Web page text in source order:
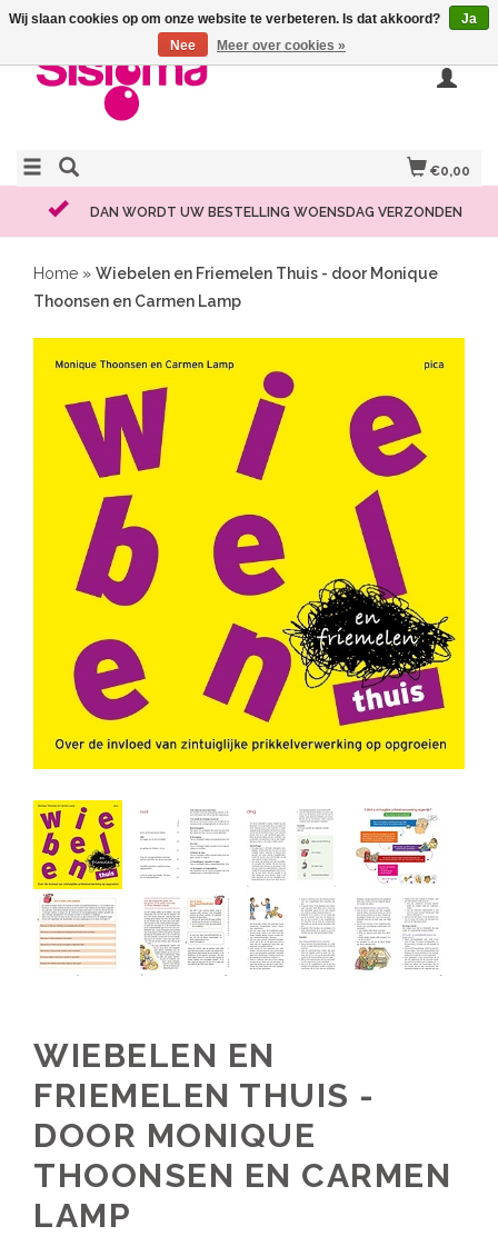
€0,00
DAN WORDT UW BESTELLING WOENSDAG VERZONDEN
Home » Wiebelen en Friemelen Thuis - door Monique
Thoonsen en Carmen Lamp
WIEBELEN EN
FRIEMELEN THUIS -
DOOR MONIQUE
THOONSEN EN CARMEN
LAMP
Wij slaan cookies op om onze website te verbeteren. Is dat akkoord?
Ja
Nee
Meer over cookies »